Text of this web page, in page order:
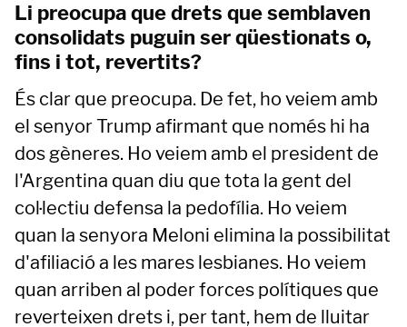
Li preocupa que drets que semblaven
consolidats puguin ser qüestionats o,
fins i tot, revertits?
És clar que preocupa. De fet, ho veiem amb
el senyor Trump afirmant que només hi ha
dos gèneres. Ho veiem amb el president de
l'Argentina quan diu que tota la gent del
col·lectiu defensa la pedofília. Ho veiem
quan la senyora Meloni elimina la possibilitat
d'afiliació a les mares lesbianes. Ho veiem
quan arriben al poder forces polítiques que
reverteixen drets i, per tant, hem de lluitar